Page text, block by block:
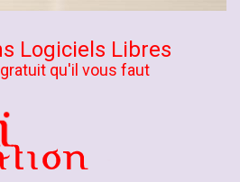
Logiciels Libres
qu'il vous faut